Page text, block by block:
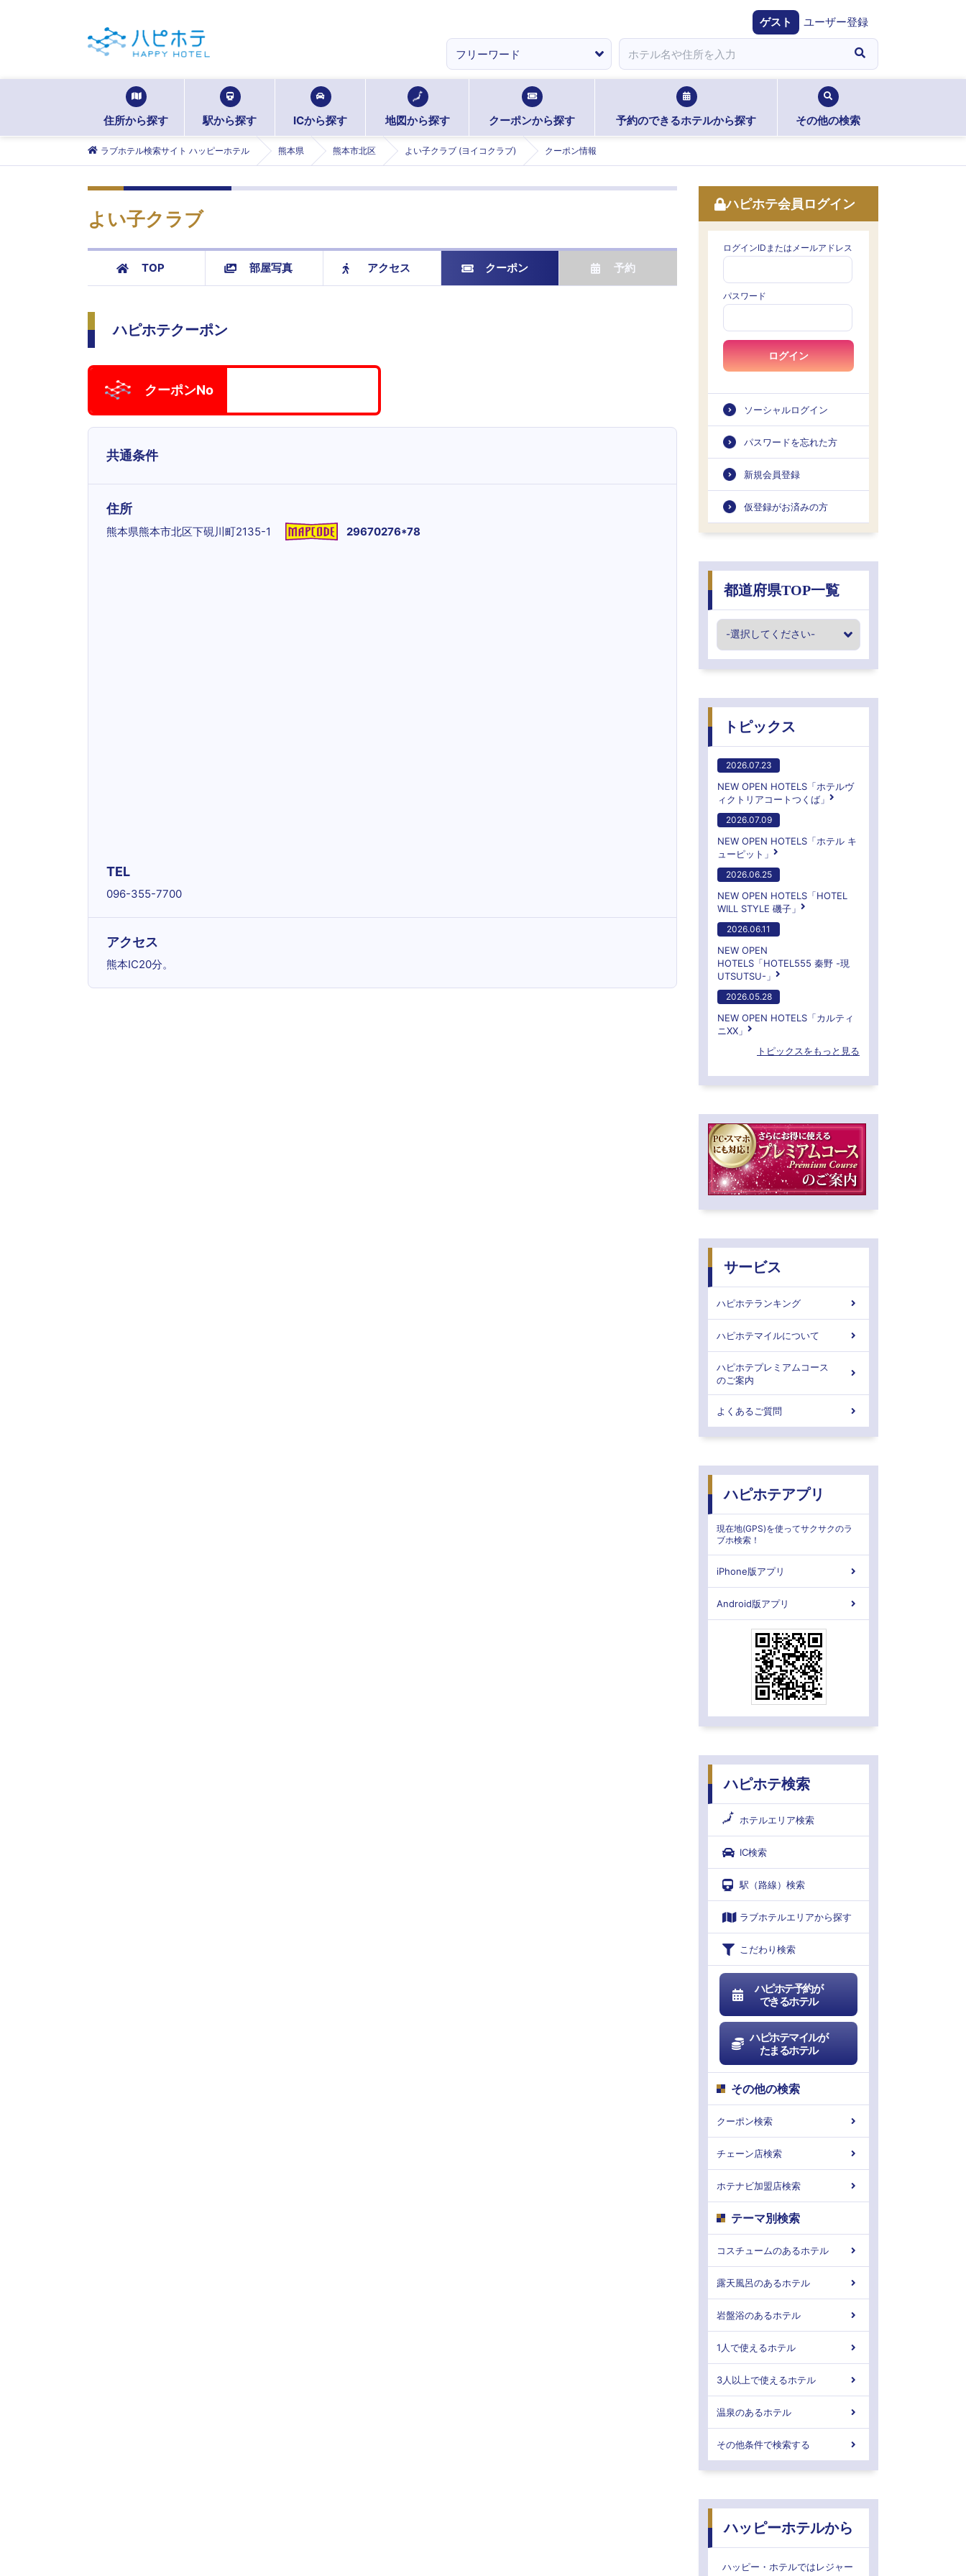
ゲスト ユーザー登録
住所から探す 駅から探す ICから探す 地図から探す クーポンから探す 予約のできるホテルから探す その他の検索
ラブホテル検索サイト ハッピーホテル 熊本県 熊本市北区 よい子クラブ (ヨイコクラブ) クーポン情報
よい子クラブ
TOP 部屋写真 アクセス クーポン 予約
ハピホテクーポン
クーポンNo
共通条件
住所
熊本県熊本市北区下硯川町2135-1 29670276*78
TEL
096-355-7700
アクセス
熊本IC20分。
ハピホテ会員ログイン
ログインIDまたはメールアドレス
パスワード
ログイン
ソーシャルログイン
パスワードを忘れた方
新規会員登録
仮登録がお済みの方
都道府県TOP一覧
トピックス
2026.07.23
NEW OPEN HOTELS「ホテルヴ
ィクトリアコートつくば」
2026.07.09
NEW OPEN HOTELS「ホテル キ
ューピット」
2026.06.25
NEW OPEN HOTELS「HOTEL
WILL STYLE 磯子」
2026.06.11
NEW OPEN
HOTELS「HOTEL555 秦野 -現
UTSUTSU-」
2026.05.28
NEW OPEN HOTELS「カルティ
ニXX」
トピックスをもっと見る
サービス
ハピホテランキング
ハピホテマイルについて
ハピホテプレミアムコース
のご案内
よくあるご質問
ハピホテアプリ
現在地(GPS)を使ってサクサクのラ
ブホ検索！
iPhone版アプリ
Android版アプリ
ハピホテ検索
ホテルエリア検索
IC検索
駅（路線）検索
ラブホテルエリアから探す
こだわり検索
ハピホテ予約が
できるホテル
ハピホテマイルが
たまるホテル
その他の検索
クーポン検索
チェーン店検索
ホテナビ加盟店検索
テーマ別検索
コスチュームのあるホテル
露天風呂のあるホテル
岩盤浴のあるホテル
1人で使えるホテル
3人以上で使えるホテル
温泉のあるホテル
その他条件で検索する
ハッピーホテルから
ハッピー・ホテルではレジャー